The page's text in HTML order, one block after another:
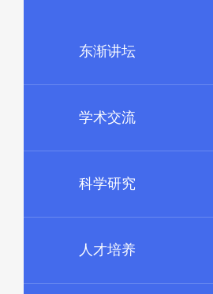
东渐讲坛
学术交流
科学研究
人才培养